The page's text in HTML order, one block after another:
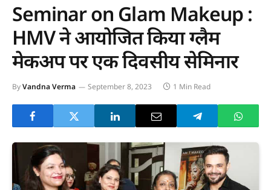
Seminar on Glam Makeup :
HMV ने आयोजित किया ग्लैम
मेकअप पर एक दिवसीय सेमिनार
ByVandna Verma September 8, 2023 1 Min Read